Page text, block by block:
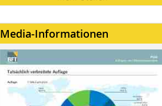
Media-Informationen